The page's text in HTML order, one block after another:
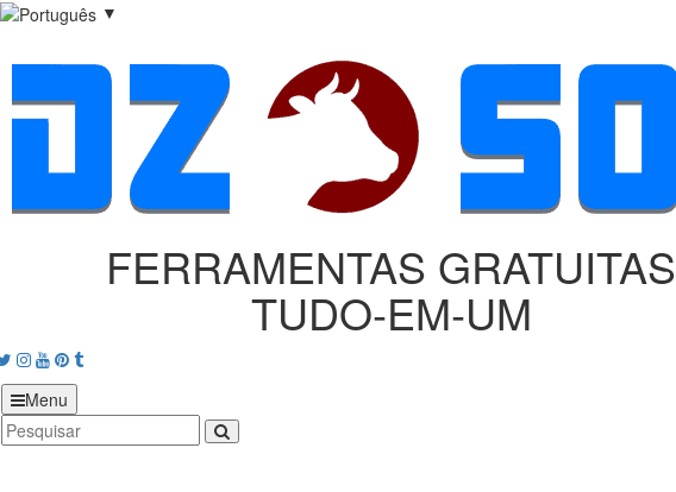
▼
FERRAMENTAS GRATUITAS
TUDO‑EM‑UM
Twitter
Instagram
Youtube
Pinterest
tumblr
Menu